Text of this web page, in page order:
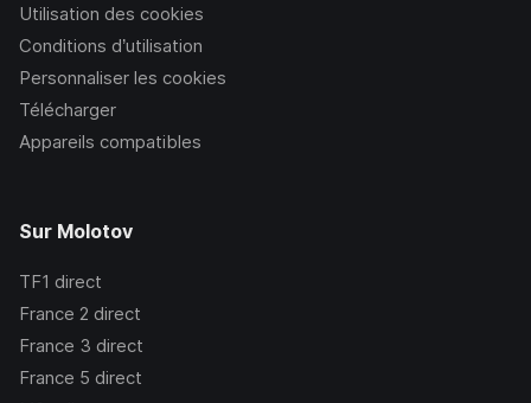
Utilisation des cookies
Conditions d’utilisation
Personnaliser les cookies
Télécharger
Appareils compatibles
Sur Molotov
TF1 direct
France 2 direct
France 3 direct
France 5 direct